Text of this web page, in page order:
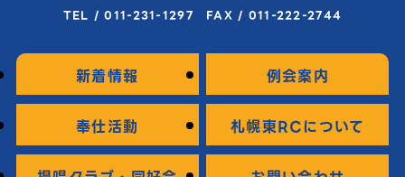
TEL / 011-231-1297 FAX / 011-222-2744
新着情報 例会案内
奉仕活動 札幌東RCについて